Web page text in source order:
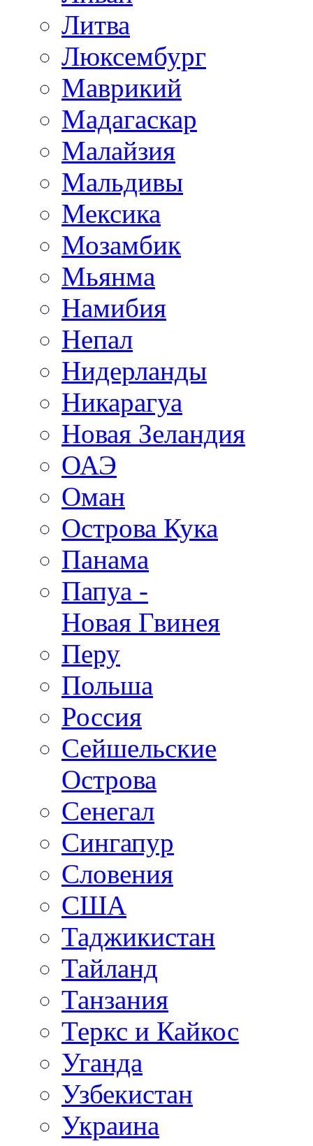
Литва
Люксембург
Маврикий
Мадагаскар
Малайзия
Мальдивы
Мексика
Мозамбик
Мьянма
Намибия
Непал
Нидерланды
Никарагуа
Новая Зеландия
ОАЭ
Оман
Острова Кука
Панама
Папуа -
Новая Гвинея
Перу
Польша
Россия
Сейшельские
Острова
Сенегал
Сингапур
Словения
США
Таджикистан
Тайланд
Танзания
Теркс и Кайкос
Уганда
Узбекистан
Украина